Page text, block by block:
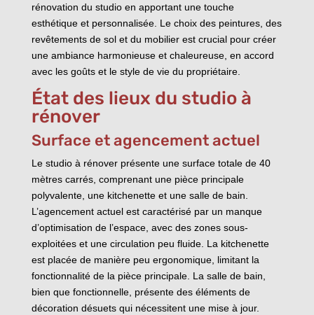
rénovation du studio en apportant une touche
esthétique et personnalisée. Le choix des peintures, des
revêtements de sol et du mobilier est crucial pour créer
une ambiance harmonieuse et chaleureuse, en accord
avec les goûts et le style de vie du propriétaire.
État des lieux du studio à
rénover
Surface et agencement actuel
Le studio à rénover présente une surface totale de 40
mètres carrés, comprenant une pièce principale
polyvalente, une kitchenette et une salle de bain.
L’agencement actuel est caractérisé par un manque
d’optimisation de l’espace, avec des zones sous-
exploitées et une circulation peu fluide. La kitchenette
est placée de manière peu ergonomique, limitant la
fonctionnalité de la pièce principale. La salle de bain,
bien que fonctionnelle, présente des éléments de
décoration désuets qui nécessitent une mise à jour.